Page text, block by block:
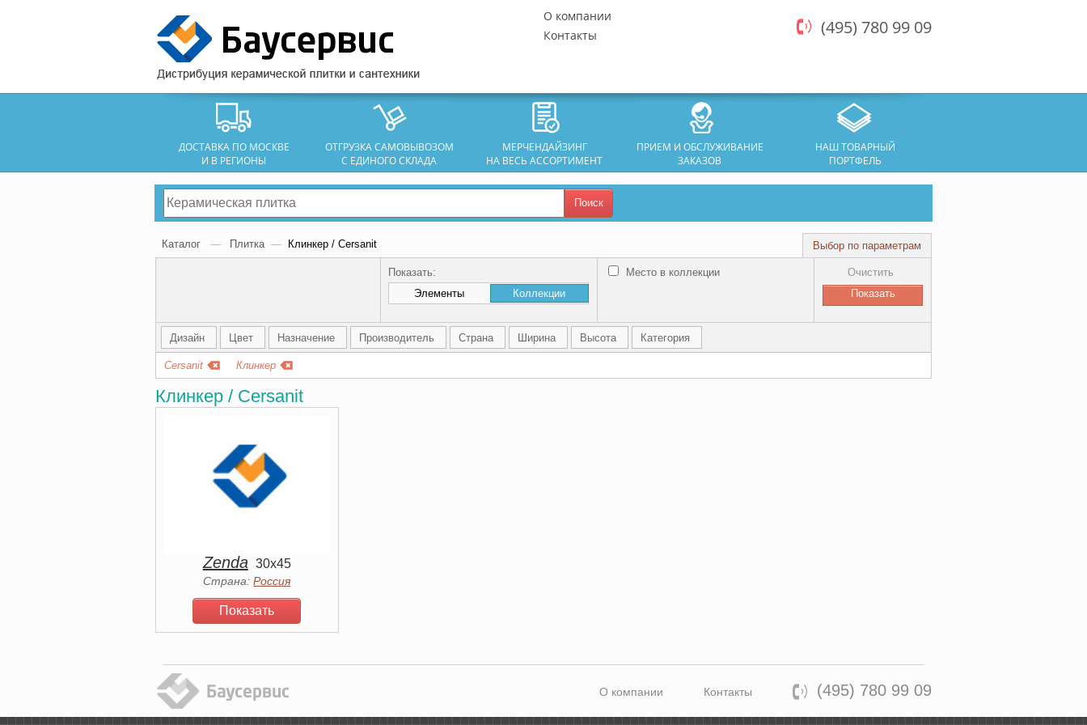
О компании
Контакты
(495) 780 99 09
ДОСТАВКА ПО МОСКВЕ
И В РЕГИОНЫ
ОТГРУЗКА САМОВЫВОЗОМ
С ЕДИНОГО СКЛАДА
МЕРЧЕНДАЙЗИНГ
НА ВЕСЬ АССОРТИМЕНТ
ПРИЕМ И ОБСЛУЖИВАНИЕ
ЗАКАЗОВ
НАШ ТОВАРНЫЙ
ПОРТФЕЛЬ
Поиск
Каталог — Плитка — Клинкер / Cersanit Выбор по параметрам
Показать:
Элементы
Коллекции
Место в коллекции Очистить
Дизайн Цвет Назначение Производитель Страна Ширина Высота Категория
Cersanit Клинкер
Клинкер / Cersanit
Zenda 30x45
Страна:Россия
Показать
О компании Контакты (495) 780 99 09